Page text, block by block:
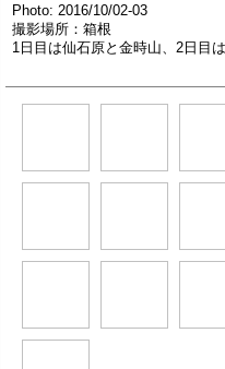
Photo: 2016/10/02-03
撮影場所：箱根
1日目は仙石原と金時山、2日目